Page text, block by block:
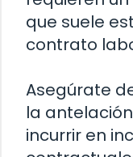
que suele
contrato
Asegúrate
la
incurrir en